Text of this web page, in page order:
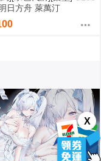
X
日方舟 萊萬汀